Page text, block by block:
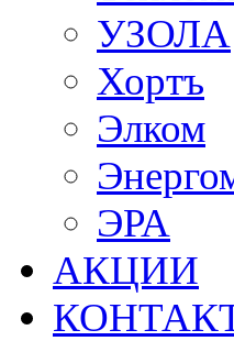
УЗОЛА
Хортъ
Элком
ЭРА
АКЦИИ